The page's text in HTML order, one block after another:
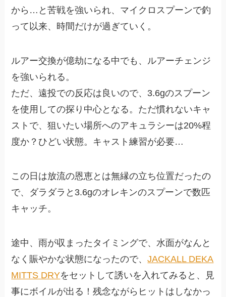
から…と苦戦を強いられ、マイクロスプーンで釣
って以来、時間だけが過ぎていく。
ルアー交換が億劫になる中でも、ルアーチェンジ
を強いられる。
ただ、遠投での反応は良いので、3.6gのスプーン
を使用しての探り中心となる。ただ慣れないキャ
ストで、狙いたい場所へのアキュラシーは20%程
度か？ひどい状態。キャスト練習が必要…
この日は放流の恩恵とは無縁の立ち位置だったの
で、ダラダラと3.6gのオレキンのスプーンで数匹
キャッチ。
途中、雨が収まったタイミングで、水面がなんと
なく賑やかな状態になったので、JACKALL DEKA
MITTS DRYをセットして誘いを入れてみると、見
事にボイルが出る！残念ながらヒットはしなかっ